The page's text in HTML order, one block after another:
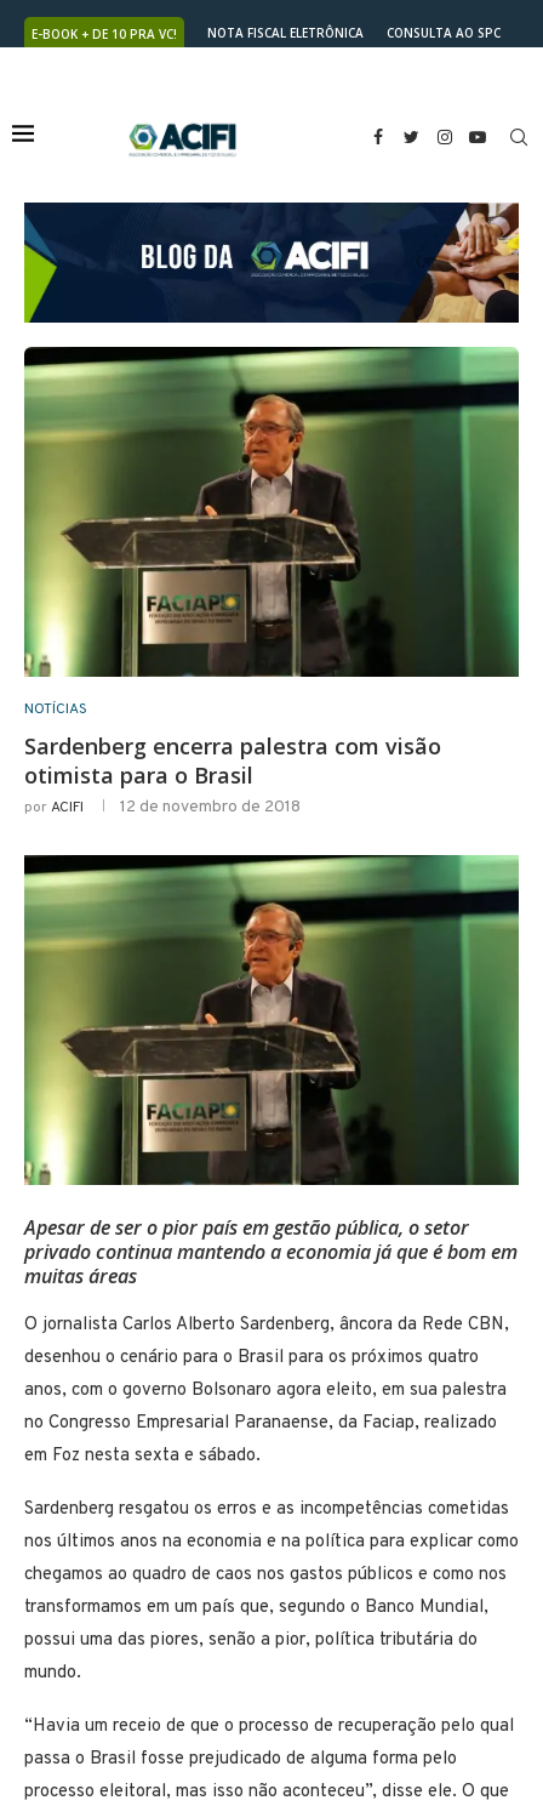
E-BOOK + DE 10 PRA VC! NOTA FISCAL ELETRÔNICA
CONSULTA AO SPC
NOTÍCIAS
Sardenberg encerra palestra com visão
otimista para o Brasil
porACIFI 12 de novembro de 2018
Apesar de ser o pior país em gestão pública, o setor
privado continua mantendo a economia já que é bom em
muitas áreas
O jornalista Carlos Alberto Sardenberg, âncora da Rede CBN,
desenhou o cenário para o Brasil para os próximos quatro
anos, com o governo Bolsonaro agora eleito, em sua palestra
no Congresso Empresarial Paranaense, da Faciap, realizado
em Foz nesta sexta e sábado.
Sardenberg resgatou os erros e as incompetências cometidas
nos últimos anos na economia e na política para explicar como
chegamos ao quadro de caos nos gastos públicos e como nos
transformamos em um país que, segundo o Banco Mundial,
possui uma das piores, senão a pior, política tributária do
mundo.
“Havia um receio de que o processo de recuperação pelo qual
passa o Brasil fosse prejudicado de alguma forma pelo
processo eleitoral, mas isso não aconteceu”, disse ele. O que